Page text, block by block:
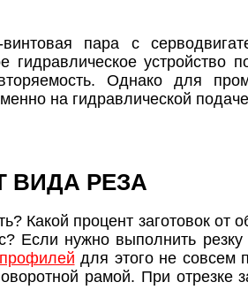
пара с
устройство
Однако для
на гидравлической
ВИДА РЕЗА
Какой процент заготовок от
Если нужно выполнить резку
для этого не совсем
рамой. При отрезке